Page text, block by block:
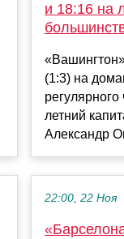
и 18:16 на
(1:3) на
летний
Александр
22:00, 22 Ноя